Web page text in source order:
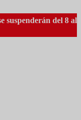
suspenderán del 8 al